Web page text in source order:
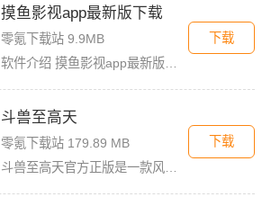
摸鱼影视app最新版下载
零氪下载站 9.9MB
软件介绍 摸鱼影视app最新版是一款免费的影视看剧软件，拥有简洁的界面UI，用户登录首页就能看见诸多精彩的
下载
斗兽至高天
零氪下载站 179.89 MB
下载